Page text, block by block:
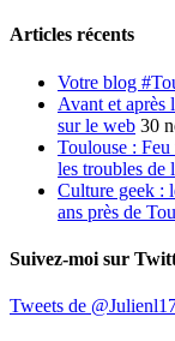
Articles récents
Votre blog
Avant et après
sur le web 30
Toulouse :
les troubles de
Culture geek :
ans près de
Suivez-moi sur
Tweets de